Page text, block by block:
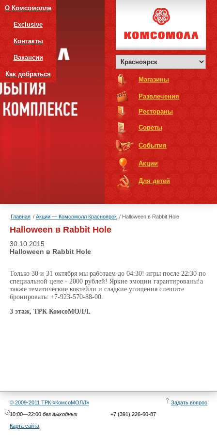
О Комсомолле
Exclusive
Контакты
Вакансии
Как добраться
Магазины
Развлечения
Рестораны
Советы
События
Акции
Для детей
Главная Акции — Комсомолл Красноярск Halloween в Rabbit Hole
Halloween в Rabbit Hole
30.10.2015
Halloween в Rabbit Hole
Только 30 и 31 октября мы работаем до 04:30! игры после 22:30 по
специальной цене - 2000 рублей! Яркие эмоции гарантированы!а
также тематические коктейли и сладкие угощения спешите
бронировать: +7-923-570-88-00.
3 этаж, ТРК КомсоМОЛЛ.
© 2009-2011 ТРК «КомсоМОЛЛ»
Задать вопрос
10:00—22:00 без выходных
+7 (391) 226-60-87
Карта сайта